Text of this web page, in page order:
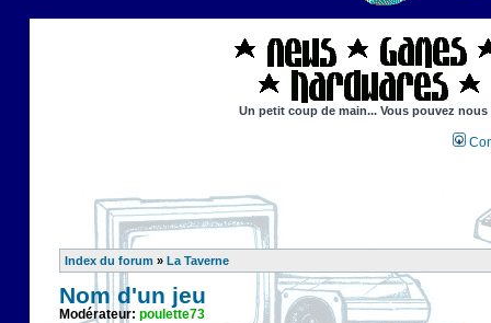
Un petit coup de main... Vous pouvez
Index du forum » La Taverne
Nom d'un jeu
Modérateur: poulette73